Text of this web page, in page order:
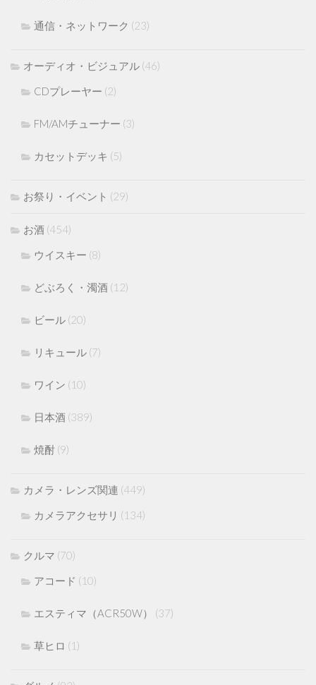
通信・ネットワーク (23)
オーディオ・ビジュアル (46)
CDプレーヤー (2)
FM/AMチューナー (3)
カセットデッキ (5)
お祭り・イベント (29)
お酒 (454)
ウイスキー (8)
どぶろく・濁酒 (12)
ビール (20)
リキュール (7)
ワイン (10)
日本酒 (389)
焼酎 (9)
カメラ・レンズ関連 (449)
カメラアクセサリ (134)
クルマ (70)
アコード (10)
エスティマ（ACR50W） (37)
草ヒロ (1)